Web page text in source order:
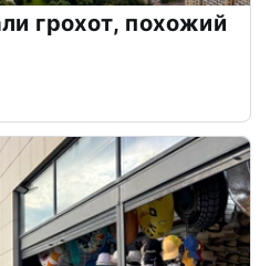
грохот, похожий